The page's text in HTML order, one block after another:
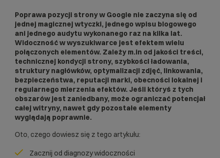
Poprawa pozycji strony w Google nie zaczyna się od
jednej magicznej wtyczki, jednego wpisu blogowego
ani jednego audytu wykonanego raz na kilka lat.
Widoczność w wyszukiwarce jest efektem wielu
połączonych elementów. Zależy m.in od jakości treści,
technicznej kondycji strony, szybkości ładowania,
struktury nagłówków, optymalizacji zdjęć, linkowania,
bezpieczeństwa, reputacji marki, obecności lokalnej i
regularnego mierzenia efektów. Jeśli któryś z tych
obszarów jest zaniedbany, może ograniczać potencjał
całej witryny, nawet gdy pozostałe elementy
wyglądają poprawnie.
Oto, czego dowiesz się z tego artykułu:
Zacznij od diagnozy widoczności